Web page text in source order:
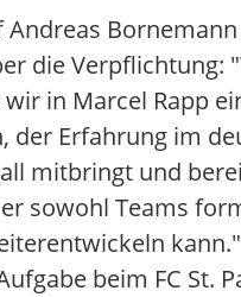
Andreas
die Verpflichtung:
wir in Marcel Rapp
der Erfahrung im
mitbringt und
sowohl Teams
beim FC St.